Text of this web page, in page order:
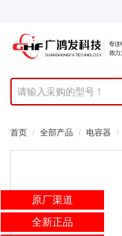
首页 全部产品 电容器
原厂渠道
全新正品